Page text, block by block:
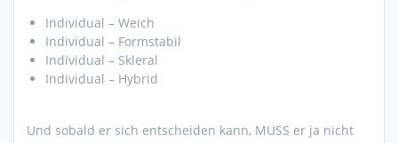
Individual – Weich
Individual – Formstabil
Individual – Skleral
Individual – Hybrid
Und sobald er sich entscheiden kann, MUSS er ja nicht